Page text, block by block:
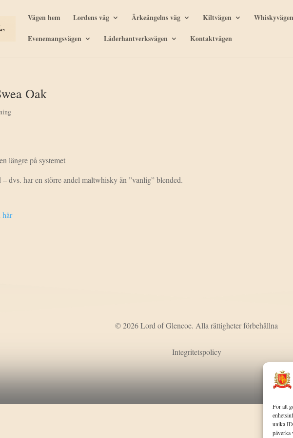
För att
unika
påverka
Vägen hem Lordens väg Ärkeängelns väg Kiltvägen Whiskyvägen
Evenemangsvägen Läderhantverksvägen Kontaktvägen
Oak
längre på systemet
dvs. har en större andel maltwhisky än ”vanlig” blended.
här
© 2026 Lord of Glencoe. Alla rättigheter förbehållna
Integritetspolicy